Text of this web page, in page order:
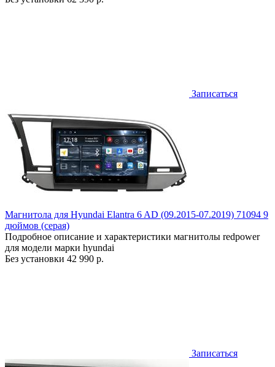
Записаться
Магнитола для Hyundai Elantra 6 AD (09.2015-07.2019) 71094 9
дюймов (серая)
Подробное описание и характеристики магнитолы redpower
для модели марки hyundai
Без установки 42 990 р.
Записаться